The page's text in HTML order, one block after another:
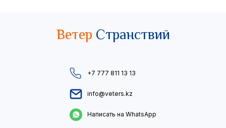
Ветер Странствий
+7 777 811 13 13
info@veters.kz
Написать на WhatsApp